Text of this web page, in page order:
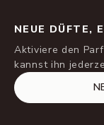
NEUE DÜFTE,
Aktiviere den
kannst ihn